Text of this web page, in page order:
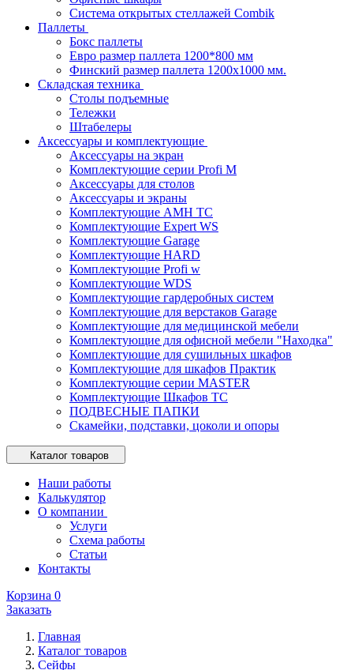
Система открытых стеллажей Combik
Паллеты
Бокс паллеты
Евро размер паллета 1200*800 мм
Финский размер паллета 1200х1000 мм.
Складская техника
Столы подъемные
Тележки
Штабелеры
Аксессуары и комплектующие
Аксессуары на экран
Комплектующие серии Profi M
Аксессуары для столов
Аксессуары и экраны
Комплектующие AMH TC
Комплектующие Expert WS
Комплектующие Garage
Комплектующие HARD
Комплектующие Profi w
Комплектующие WDS
Комплектующие гардеробных систем
Комплектующие для верстаков Garage
Комплектующие для медицинской мебели
Комплектующие для офисной мебели "Находка"
Комплектующие для сушильных шкафов
Комплектующие для шкафов Практик
Комплектующие серии MASTER
Комплектующие Шкафов ТС
ПОДВЕСНЫЕ ПАПКИ
Скамейки, подставки, цоколи и опоры
Каталог товаров
Наши работы
Калькулятор
О компании
Услуги
Схема работы
Статьи
Контакты
Корзина 0
Заказать
Главная
Каталог товаров
Сейфы